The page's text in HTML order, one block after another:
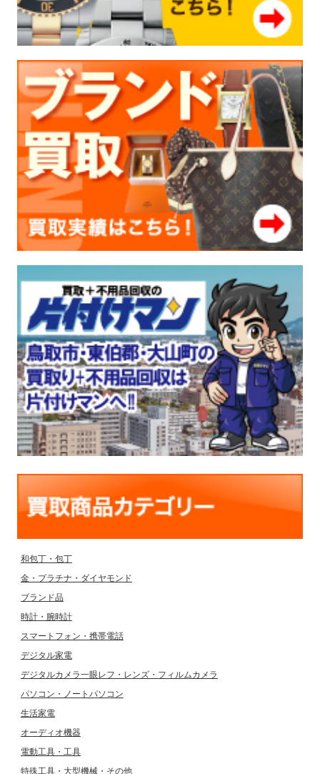
和包丁・包丁
金・プラチナ・ダイヤモンド
ブランド品
時計・腕時計
スマートフォン・携帯電話
デジタル家電
デジタルカメラ一眼レフ・レンズ・フィルムカメラ
パソコン・ノートパソコン
生活家電
オーディオ機器
電動工具・工具
特殊工具・大型機械・その他